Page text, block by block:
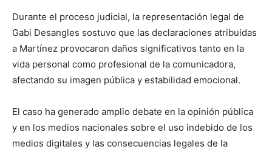
Durante el proceso judicial, la representación legal de
Gabi Desangles sostuvo que las declaraciones atribuidas
a Martínez provocaron daños significativos tanto en la
vida personal como profesional de la comunicadora,
afectando su imagen pública y estabilidad emocional.
El caso ha generado amplio debate en la opinión pública
y en los medios nacionales sobre el uso indebido de los
medios digitales y las consecuencias legales de la